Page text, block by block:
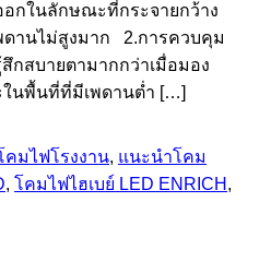
อกในลักษณะที่กระจายกว้าง
ดานไม่สูงมาก 2.การควบคุม
กสบายตามากกว่าเมื่อมอง
ในพื้นที่ที่มีเพดานต่ำ […]
คมไฟโรงงาน, แนะนำโคม
, โคมไฟไฮเบย์ LED ENRICH ,